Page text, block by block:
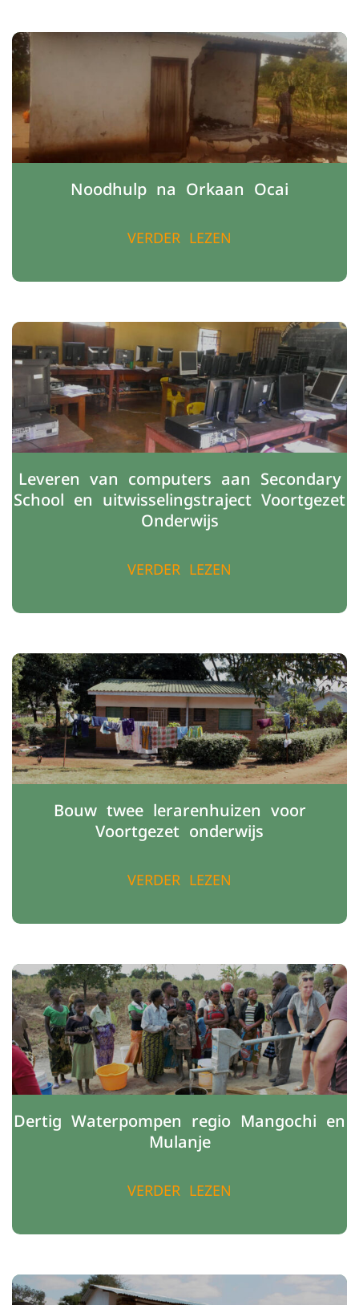
Noodhulp na Orkaan Ocai
VERDER LEZEN
Leveren van computers aan Secondary
School en uitwisselingstraject Voortgezet
Onderwijs
VERDER LEZEN
Bouw twee lerarenhuizen voor
Voortgezet onderwijs
VERDER LEZEN
Dertig Waterpompen regio Mangochi en
Mulanje
VERDER LEZEN